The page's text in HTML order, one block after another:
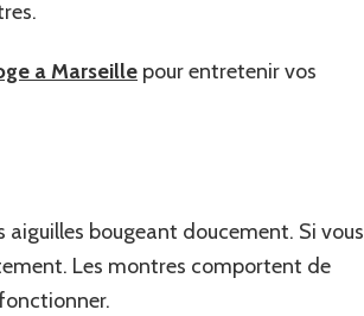
a Marseille pour entretenir vos
aiguilles bougeant doucement. Si vous
Les montres comportent de